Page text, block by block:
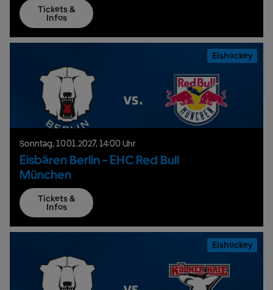
Tickets &
Infos
Eishockey
Sonntag, 10.01.2027, 14:00 Uhr
Eisbären Berlin - EHC Red Bull
München
Tickets &
Infos
Eishockey